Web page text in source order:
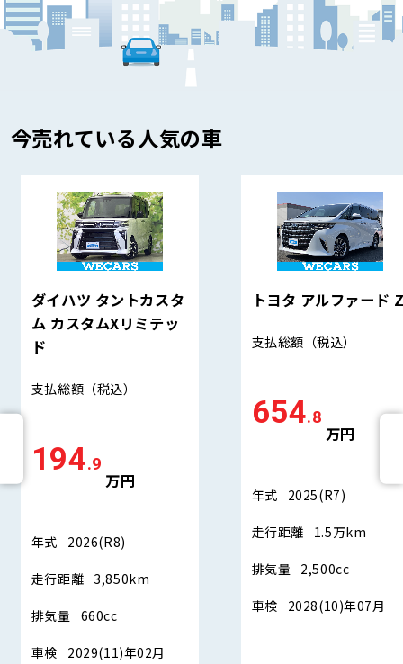
今売れている人気の車
ダイハツ タントカスタ
ム カスタムXリミテッ
ド
支払総額 （税込）
194.9
万円
年式 2026(R8)
走行距離 3,850km
排気量 660cc
車検 2029(11)年02月
トヨタ アルファード
支払総額 （税込）
654.8
万円
年式 2025(R7)
走行距離 1.5万km
排気量 2,500cc
車検 2028(10)年07月